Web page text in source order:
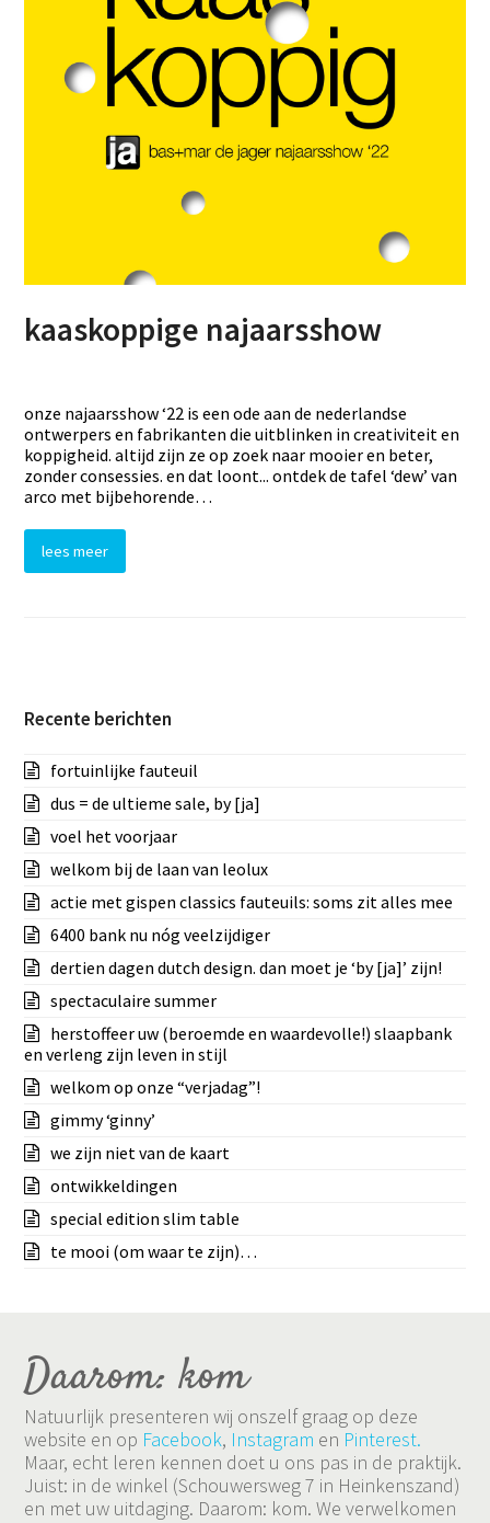
kaaskoppige najaarsshow
onze najaarsshow ‘22 is een ode aan de nederlandse
ontwerpers en fabrikanten die uitblinken in creativiteit en
koppigheid. altijd zijn ze op zoek naar mooier en beter,
zonder consessies. en dat loont... ontdek de tafel ‘dew’ van
arco met bijbehorende…
lees meer
Recente berichten
fortuinlijke fauteuil
dus = de ultieme sale, by [ja]
voel het voorjaar
welkom bij de laan van leolux
actie met gispen classics fauteuils: soms zit alles mee
6400 bank nu nóg veelzijdiger
dertien dagen dutch design. dan moet je ‘by [ja]’ zijn!
spectaculaire summer
herstoffeer uw (beroemde en waardevolle!) slaapbank
en verleng zijn leven in stijl
welkom op onze “verjadag”!
gimmy ‘ginny’
we zijn niet van de kaart
ontwikkeldingen
special edition slim table
te mooi (om waar te zijn)…
Daarom: kom
Natuurlijk presenteren wij onszelf graag op deze
website en op Facebook, Instagram en Pinterest.
Maar, echt leren kennen doet u ons pas in de praktijk.
Juist: in de winkel (Schouwersweg 7 in Heinkenszand)
en met uw uitdaging. Daarom: kom. We verwelkomen